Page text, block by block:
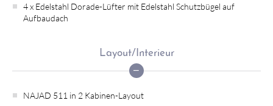
4 x Edelstahl Dorade-Lüfter mit Edelstahl Schutzbügel auf
Aufbaudach
Layout/Interieur
NAJAD 511 in 2 Kabinen-Layout